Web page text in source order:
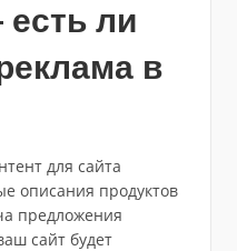
ли
в
для сайта
описания продуктов
предложения
сайт будет